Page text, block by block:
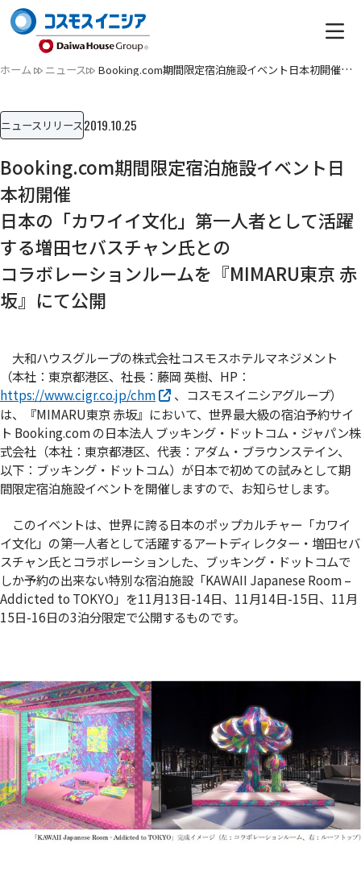
ホーム ニュース Booking.com期間限定宿泊施設イベント日本初開催日本の「カワイ…
ニュースリリース2019.10.25
Booking.com期間限定宿泊施設イベント日
本初開催
日本の「カワイイ文化」第一人者として活躍
する増田セバスチャン氏との
コラボレーションルームを『MIMARU東京 赤
坂』にて公開
大和ハウスグループの株式会社コスモスホテルマネジメント
（本社：東京都港区、社長：藤岡 英樹、HP：
https://www.cigr.co.jp/chm
、コスモスイニシアグループ）
は、『MIMARU東京 赤坂』において、世界最大級の宿泊予約サイ
ト Booking.com の日本法人 ブッキング・ドットコム・ジャパン株
式会社（本社：東京都港区、代表：アダム・ブラウンステイン、
以下：ブッキング・ドットコム）が日本で初めての試みとして期
間限定宿泊施設イベントを開催しますので、お知らせします。
このイベントは、世界に誇る日本のポップカルチャー「カワイ
イ文化」の第一人者として活躍するアートディレクター・増田セバ
スチャン氏とコラボレーションした、ブッキング・ドットコムで
しか予約の出来ない特別な宿泊施設「KAWAII Japanese Room –
Addicted to TOKYO」を11月13日-14日、11月14日-15日、11月
15日-16日の3泊分限定で公開するものです。